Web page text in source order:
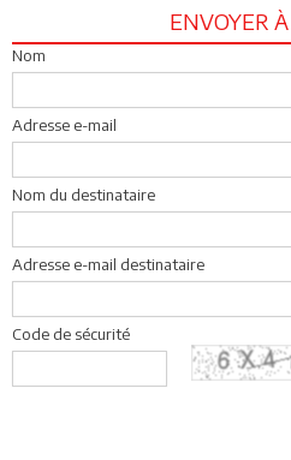
ENVOYER
Nom
Adresse e-mail
Nom du destinataire
Adresse e-mail destinataire
Code de sécurité